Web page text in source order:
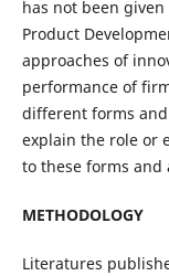
has not been
Product
approaches of
performance of
different forms
explain the role or
to these forms and
METHODOLOGY
Literatures